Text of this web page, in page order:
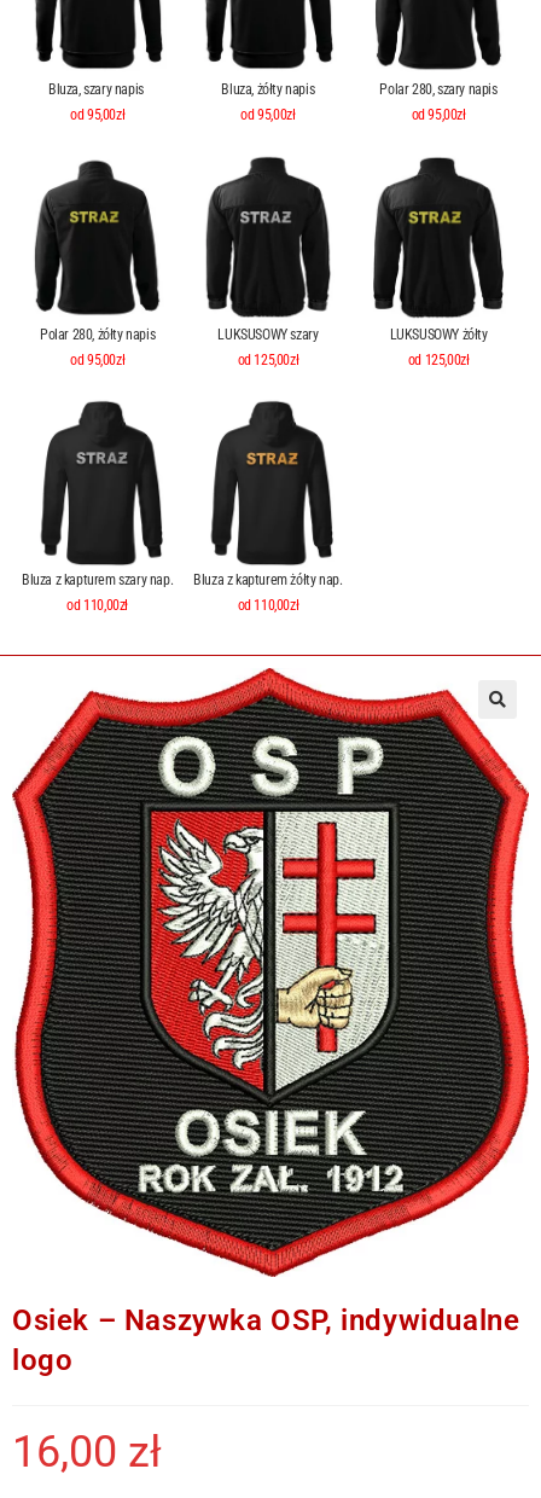
Bluza, szary napis
od 95,00zł
Bluza, żółty napis
od 95,00zł
Polar 280, szary napis
od 95,00zł
Polar 280, żółty napis
od 95,00zł
LUKSUSOWY szary
od 125,00zł
LUKSUSOWY żółty
od 125,00zł
Bluza z kapturem szary nap.
od 110,00zł
Bluza z kapturem żółty nap.
od 110,00zł
Osiek – Naszywka OSP, indywidualne
logo
16,00 zł